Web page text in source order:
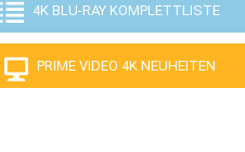
4K BLU-RAY KOMPLETTLISTE
PRIME VIDEO 4K NEUHEITEN